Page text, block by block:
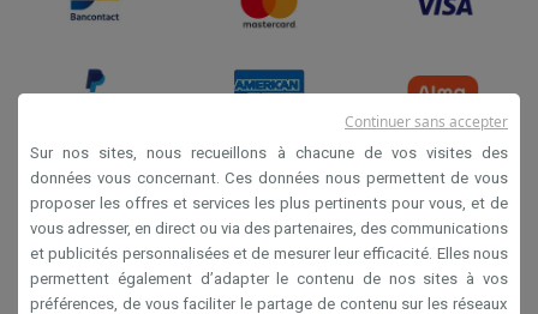
Conditions de vente
Privacy
Disclaimer
Sur nos sites, nous recueillons à chacune de vos visites des
données vous concernant. Ces données nous permettent de vous
proposer les offres et services les plus pertinents pour vous, et de
vous adresser, en direct ou via des partenaires, des communications
et publicités personnalisées et de mesurer leur efficacité. Elles nous
permettent également d’adapter le contenu de nos sites à vos
préférences, de vous faciliter le partage de contenu sur les réseaux
Continuer sans accepter